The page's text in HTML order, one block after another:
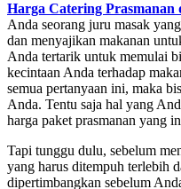
Harga Catering Prasmanan
Anda seorang juru masak
dan menyajikan makanan
Anda tertarik untuk memulai
kecintaan Anda terhadap
semua pertanyaan ini, maka
Anda. Tentu saja hal yang
harga paket prasmanan yang
Tapi tunggu dulu, sebelum
yang harus ditempuh terlebih
dipertimbangkan sebelum